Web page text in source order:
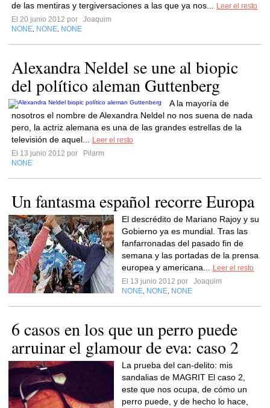
de las mentiras y tergiversaciones a las que ya nos...
Leer el resto
El 20 junio 2012 por
Joaquim
NONE NONE NONE
Alexandra Neldel se une al biopic
del político aleman Guttenberg
A la mayoría de
nosotros el nombre de Alexandra Neldel no nos suena de nada
pero, la actriz alemana es una de las grandes estrellas de la
televisión de aquel...
Leer el resto
El 13 junio 2012 por
Pilarm
NONE
Un fantasma español recorre Europa
El descrédito de Mariano Rajoy y su
Gobierno ya es mundial. Tras las
fanfarronadas del pasado fin de
semana y las portadas de la prensa
europea y americana...
Leer el resto
El 13 junio 2012 por
Joaquim
NONE NONE NONE
6 casos en los que un perro puede
arruinar el glamour de eva: caso 2
La prueba del can-delito: mis
sandalias de MAGRIT El caso 2,
este que nos ocupa, de cómo un
perro puede, y de hecho lo hace,